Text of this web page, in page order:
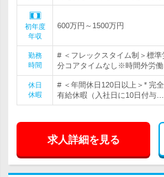
初年度
年収
600万円～1500万円
勤務
時間
# ＜フレックスタイム制＞標
分コアタイムなし※時間外労働
休日
休暇
# ＜年間休日120日以上＞* 完
有給休暇（入社日に10日付与…
求人詳細を見る